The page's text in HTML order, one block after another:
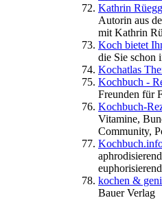
Kathrin
Autorin aus
mit Kathrin
Koch bietet
die Sie schon
Kochatlas
Kochbuch -
Freunden für
Kochbuch-
Vitamine,
Community,
kochen &
Bauer Verlag